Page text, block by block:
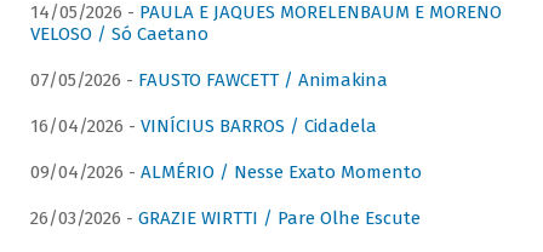
14/05/2026 - PAULA E JAQUES MORELENBAUM E MORENO
VELOSO / Só Caetano
07/05/2026 - FAUSTO FAWCETT / Animakina
16/04/2026 - VINÍCIUS BARROS / Cidadela
09/04/2026 - ALMÉRIO / Nesse Exato Momento
26/03/2026 - GRAZIE WIRTTI / Pare Olhe Escute